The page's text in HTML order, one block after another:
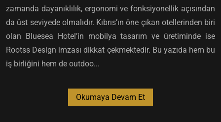
zamanda dayanıklılık, ergonomi ve fonksiyonellik açısından
da üst seviyede olmalıdır. Kıbrıs’ın öne çıkan otellerinden biri
olan Bluesea Hotel’in mobilya tasarım ve üretiminde ise
Rootss Design imzası dikkat çekmektedir. Bu yazıda hem bu
iş birliğini hem de outdoo...
Okumaya Devam Et